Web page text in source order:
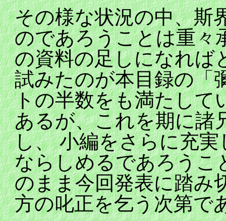
その様な状況の中、斯
のであろうことは重々
の資料の足しになれば
試みたのが本目録の「
トの半数をも満たして
あるが、これを期に諸
し、 小編をさらに充
ならしめるであろうこ
のまま今回発表に踏み
方の叱正を乞う次第で